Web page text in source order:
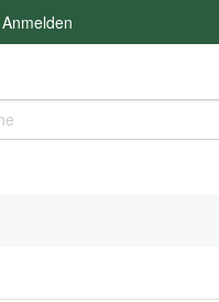
Anmelden